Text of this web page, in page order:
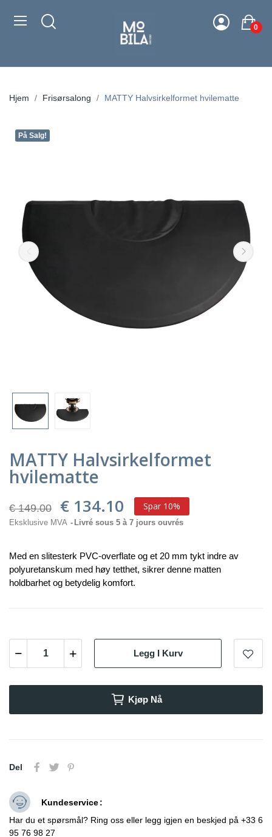
0
Hjem Frisørsalong MATTY Halvsirkelformet hvilematte
På Salg!
MATTY Halvsirkelformet
hvilematte
€ 149.00 € 134.10 Spar 10%
Eksklusive MVA Livré sous 5 à 7 jours ouvrés
Med en slitesterk PVC-overflate og et 20 mm tykt indre av
polyuretanskum med høy tetthet, sikrer denne matten
holdbarhet og betydelig komfort.
Legg I Kurv
Kjøp Nå
Del
Kundeservice
Har du et spørsmål? Ring oss eller legg igjen en beskjed på +33 6
95 76 98 27